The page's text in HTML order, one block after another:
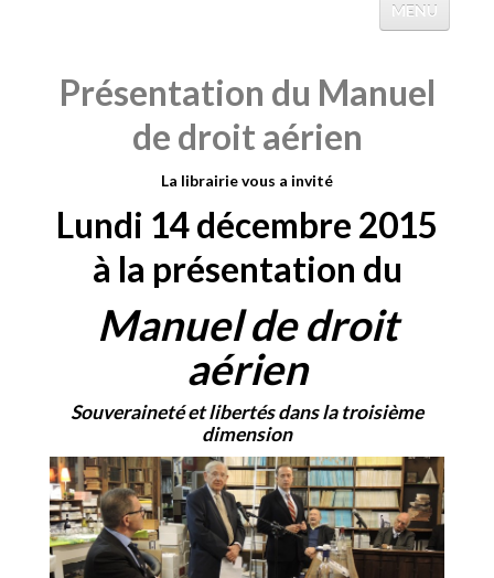
MENU
ÉVÉNEMENTS
TABLES
CATALOGUES
Présentation du Manuel
de droit aérien
La librairie vous a invité
Lundi 14 décembre 2015
à la présentation du
Manuel de droit
aérien
Souveraineté et libertés dans la troisième
dimension